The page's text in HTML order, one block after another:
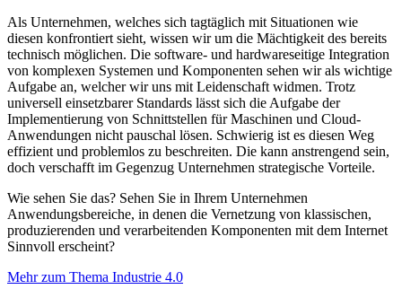
Als Unternehmen, welches sich tagtäglich mit Situationen wie
diesen konfrontiert sieht, wissen wir um die Mächtigkeit des bereits
technisch möglichen. Die software- und hardwareseitige Integration
von komplexen Systemen und Komponenten sehen wir als wichtige
Aufgabe an, welcher wir uns mit Leidenschaft widmen. Trotz
universell einsetzbarer Standards lässt sich die Aufgabe der
Implementierung von Schnittstellen für Maschinen und Cloud-
Anwendungen nicht pauschal lösen. Schwierig ist es diesen Weg
effizient und problemlos zu beschreiten. Die kann anstrengend sein,
doch verschafft im Gegenzug Unternehmen strategische Vorteile.
Wie sehen Sie das? Sehen Sie in Ihrem Unternehmen
Anwendungsbereiche, in denen die Vernetzung von klassischen,
produzierenden und verarbeitenden Komponenten mit dem Internet
Sinnvoll erscheint?
Mehr zum Thema Industrie 4.0